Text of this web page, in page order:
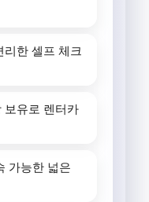
한 셀프 체크
보유로 렌터카
가능한 넓은